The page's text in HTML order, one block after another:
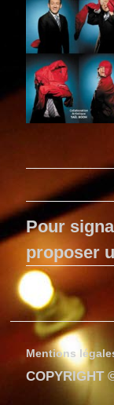
Pour
proposer
Mentions